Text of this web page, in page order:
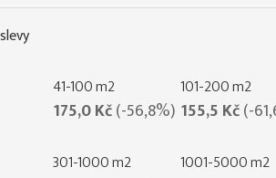
41-100 m2
175,0 Kč(-56,8%)
101-200 m2
155,5 Kč(-
301-1000 m2 1001-5000 m2